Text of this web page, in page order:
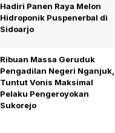
Hadiri Panen Raya Melon
Hidroponik Puspenerbal di
Sidoarjo
Ribuan Massa Geruduk
Pengadilan Negeri Nganjuk,
Tuntut Vonis Maksimal
Pelaku Pengeroyokan
Sukorejo